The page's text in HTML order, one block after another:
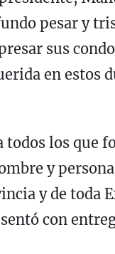
pesar y
sus
en estos
todos los que
y
y de toda
con